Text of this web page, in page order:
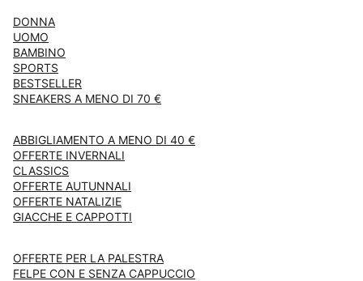
DONNA
UOMO
BAMBINO
SPORTS
BESTSELLER
SNEAKERS A MENO DI 70 €
ABBIGLIAMENTO A MENO DI 40 €
OFFERTE INVERNALI
CLASSICS
OFFERTE AUTUNNALI
OFFERTE NATALIZIE
GIACCHE E CAPPOTTI
OFFERTE PER LA PALESTRA
FELPE CON E SENZA CAPPUCCIO